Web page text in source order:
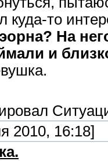
то
На
и
2010, 16:18]